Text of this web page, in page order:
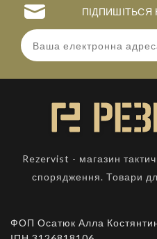
Rezervist - магазин
спорядження. Товари
ФОП Осатюк Алла